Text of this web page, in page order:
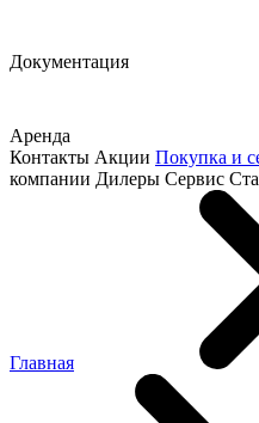
Документация
Аренда
Контакты Акции Покупка и
компании Дилеры Сервис
Главная